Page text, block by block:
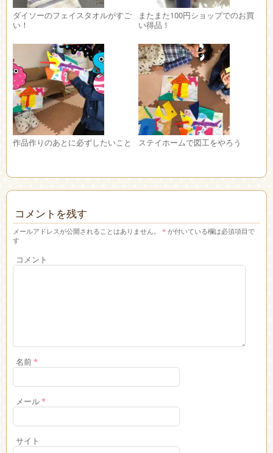
ダイソーのフェイスタオルがすご
い！
またまた100円ショップでのお買
い得品！
作品作りのあとに必ずしたいこと ステイホームで図工をやろう
コメントを残す
メールアドレスが公開されることはありません。 * が付いている欄は必須項目で
す
コメント
名前*
メール*
サイト